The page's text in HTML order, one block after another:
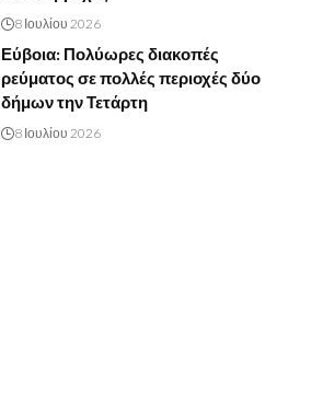
8 Ιουλίου 2026
Εύβοια: Πολύωρες διακοπές
ρεύματος σε πολλές περιοχές δύο
δήμων την Τετάρτη
8 Ιουλίου 2026